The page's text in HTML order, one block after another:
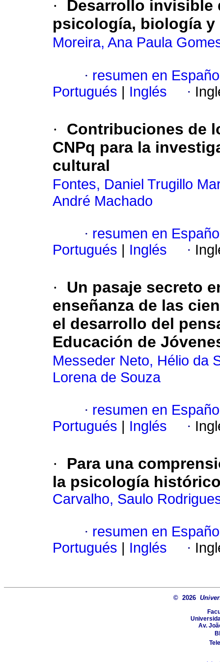
·
Desarrollo
psicología, biología y
Moreira, Ana Paula
· resumen en
Portugués
Inglés ·
·
Contribuciones de
CNPq para la
cultural
Fontes, Daniel Trugillo
André Machado
· resumen en
Portugués
Inglés ·
·
Un pasaje secreto
enseñanza de las
el desarrollo del
Educación de
Messeder Neto, Hélio da
Lorena de Souza
· resumen en
Portugués
Inglés ·
·
Para una
la psicología
Carvalho, Saulo
· resumen en
Portugués
Inglés ·
© 2026
Av.